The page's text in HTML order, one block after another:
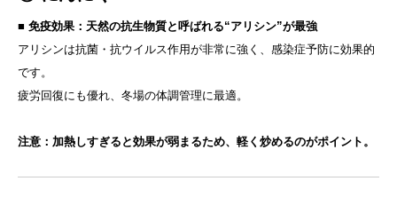
■ 免疫効果：天然の抗生物質と呼ばれる“アリシン”が最強
アリシンは抗菌・抗ウイルス作用が非常に強く、感染症予防に効果的
です。
疲労回復にも優れ、冬場の体調管理に最適。
注意：加熱しすぎると効果が弱まるため、軽く炒めるのがポイント。